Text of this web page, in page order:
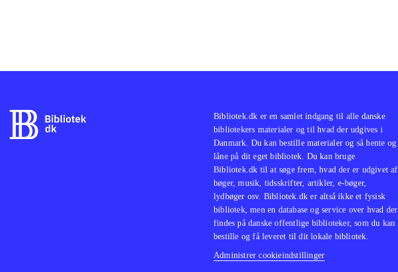
Bibliotek.dk er en samlet indgang til alle danske
bibliotekers materialer og til hvad der udgives i
Danmark. Du kan bestille materialer og så hente og
låne på dit eget bibliotek. Du kan bruge
Bibliotek.dk til at søge frem, hvad der er udgivet af
bøger, musik, tidsskrifter, artikler, e-bøger,
lydbøger osv. Bibliotek.dk er altså ikke et fysisk
bibliotek, men en database og service over hvad der
findes på danske offentlige biblioteker, som du kan
bestille og få leveret til dit lokale bibliotek.
Administrer cookieindstillinger